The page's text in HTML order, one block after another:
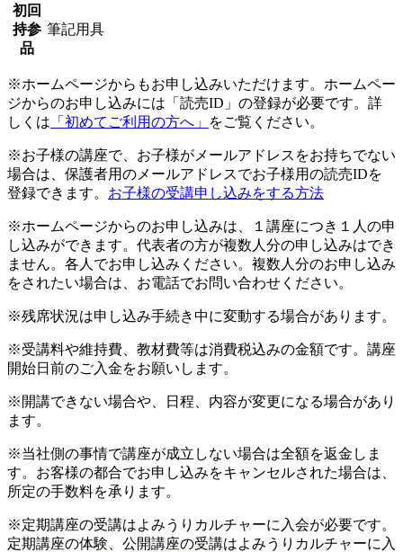
初回
持参
品
筆記用具
※ホームページからもお申し込みいただけます。ホームペー
ジからのお申し込みには「読売ID」の登録が必要です。詳
しくは 「初めてご利用の方へ」 をご覧ください。
※お子様の講座で、お子様がメールアドレスをお持ちでない
場合は、保護者用のメールアドレスでお子様用の読売IDを
登録できます。 お子様の受講申し込みをする方法
※ホームページからのお申し込みは、１講座につき１人の申
し込みができます。代表者の方が複数人分の申し込みはでき
ません。各人でお申し込みください。複数人分のお申し込み
をされたい場合は、お電話でお問い合わせください。
※残席状況は申し込み手続き中に変動する場合があります。
※受講料や維持費、教材費等は消費税込みの金額です。講座
開始日前のご入金をお願いします。
※開講できない場合や、日程、内容が変更になる場合があり
ます。
※当社側の事情で講座が成立しない場合は全額を返金しま
す。お客様の都合でお申し込みをキャンセルされた場合は、
所定の手数料を承ります。
※定期講座の受講はよみうりカルチャーに入会が必要です。
定期講座の体験、公開講座の受講はよみうりカルチャーに入